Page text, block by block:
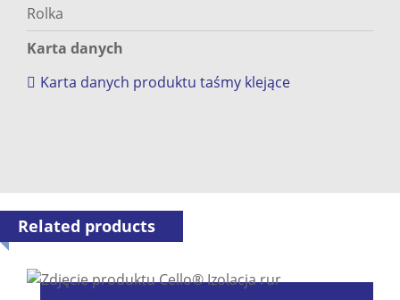
Rolka
Karta danych
Karta danych produktu taśmy klejące
Related products